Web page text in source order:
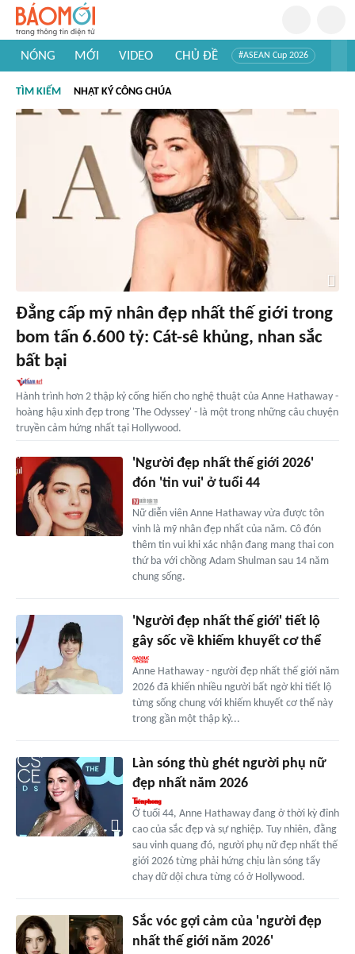
NÓNG MỚI VIDEO CHỦ ĐỀ #ASEAN Cup 2026
#Khám phá thế giới
TÌM KIẾM NHẬT KÝ CÔNG CHÚA
Đẳng cấp mỹ nhân đẹp nhất thế giới trong
bom tấn 6.600 tỷ: Cát-sê khủng, nhan sắc
bất bại
Hành trình hơn 2 thập kỷ cống hiến cho nghệ thuật của Anne Hathaway -
hoàng hậu xinh đẹp trong 'The Odyssey' - là một trong những câu chuyện
truyền cảm hứng nhất tại Hollywood.
'Người đẹp nhất thế giới 2026'
đón 'tin vui' ở tuổi 44
Nữ diễn viên Anne Hathaway vừa được tôn
vinh là mỹ nhân đẹp nhất của năm. Cô đón
thêm tin vui khi xác nhận đang mang thai con
thứ ba với chồng Adam Shulman sau 14 năm
chung sống.
'Người đẹp nhất thế giới' tiết lộ
gây sốc về khiếm khuyết cơ thể
Anne Hathaway - người đẹp nhất thế giới năm
2026 đã khiến nhiều người bất ngờ khi tiết lộ
từng sống chung với khiếm khuyết cơ thể này
trong gần một thập kỷ...
Làn sóng thù ghét người phụ nữ
đẹp nhất năm 2026
Ở tuổi 44, Anne Hathaway đang ở thời kỳ đỉnh
cao của sắc đẹp và sự nghiệp. Tuy nhiên, đằng
sau vinh quang đó, người phụ nữ đẹp nhất thế
giới 2026 từng phải hứng chịu làn sóng tẩy
chay dữ dội chưa từng có ở Hollywood.
Sắc vóc gợi cảm của 'người đẹp
nhất thế giới năm 2026'